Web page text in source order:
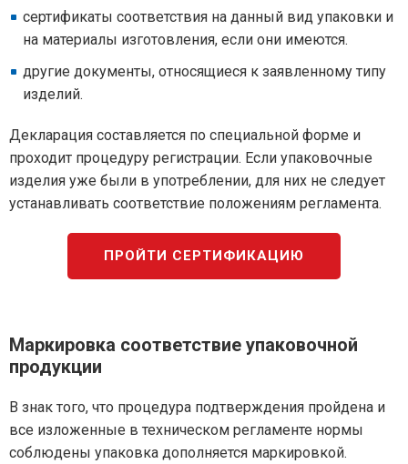
сертификаты соответствия на данный вид упаковки и
на материалы изготовления, если они имеются.
другие документы, относящиеся к заявленному типу
изделий.
Декларация составляется по специальной форме и
проходит процедуру регистрации. Если упаковочные
изделия уже были в употреблении, для них не следует
устанавливать соответствие положениям регламента.
ПРОЙТИ СЕРТИФИКАЦИЮ
Маркировка соответствие упаковочной
продукции
В знак того, что процедура подтверждения пройдена и
все изложенные в техническом регламенте нормы
соблюдены упаковка дополняется маркировкой.